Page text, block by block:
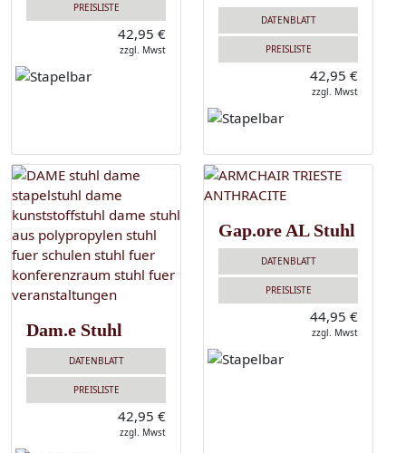
PREISLISTE
42,95 €
zzgl. Mwst
DATENBLATT
PREISLISTE
42,95 €
zzgl. Mwst
Dam.e Stuhl
DATENBLATT
PREISLISTE
42,95 €
zzgl. Mwst
Gap.ore AL Stuhl
DATENBLATT
PREISLISTE
44,95 €
zzgl. Mwst